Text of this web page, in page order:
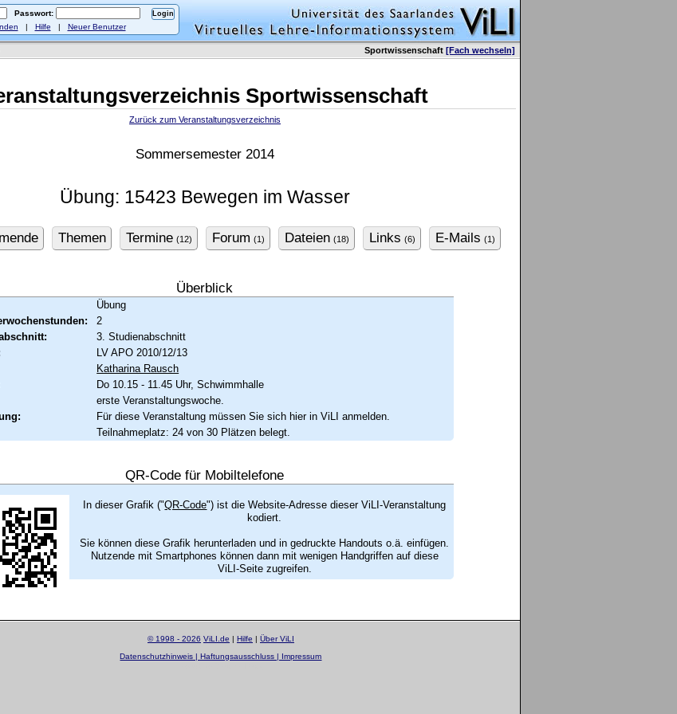
Passwort:
| Hilfe | Neuer Benutzer
Sportwissenschaft [Fach wechseln]
Sportwissenschaft
Zurück zum Veranstaltungsverzeichnis
Sommersemester 2014
Übung: 15423 Bewegen im Wasser
Themen Termine (12) Forum (1) Dateien (18) Links (6) E-Mails (1)
Überblick
Übung
2
3. Studienabschnitt
LV APO 2010/12/13
Katharina Rausch
Do 10.15 - 11.45 Uhr, Schwimmhalle
erste Veranstaltungswoche.
Für diese Veranstaltung müssen Sie sich hier in ViLI anmelden.
Teilnahmeplatz: 24 von 30 Plätzen belegt.
QR-Code für Mobiltelefone
In dieser Grafik ("QR-Code") ist die Website-Adresse dieser ViLI-Veranstaltung
kodiert.
Sie können diese Grafik herunterladen und in gedruckte Handouts o.ä. einfügen.
Nutzende mit Smartphones können dann mit wenigen Handgriffen auf diese
ViLI-Seite zugreifen.
© 1998 - 2026 ViLI.de | Hilfe | Über ViLI
Datenschutzhinweis | Haftungsausschluss | Impressum